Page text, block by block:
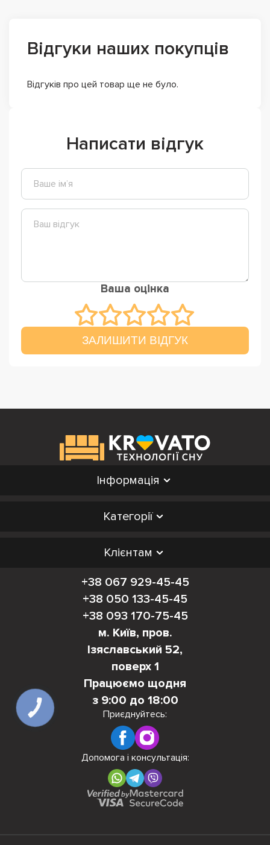
Відгуки наших покупців
Відгуків про цей товар ще не було.
Написати відгук
Ваша оцінка
ЗАЛИШИТИ ВІДГУК
Інформація
Категорії
Клієнтам
+38 067 929-45-45
+38 050 133-45-45
+38 093 170-75-45
м. Київ, пров.
Ізяславський 52,
поверх 1
Працюємо щодня
з 9:00 до 18:00
Приєднуйтесь:
Допомога і консультація:
КНОПКА
ЗВ'ЯЗКУ